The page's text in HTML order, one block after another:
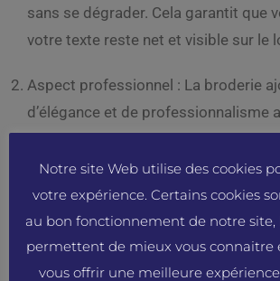
sans se dégrader. Cela garantit que
votre texte reste net et visible sur le
Aspect professionnel : La broderie
d’élégance et de professionnalisme
personnalisés. Elle est souvent
entrepreneurs qui souhaitent
qualité et de sérieux pour leur
Texture et relief : Contrairement à
plate, la broderie ajoute une texture
Notre site Web utilise des cookies
votre expérience. Certains cookies
au bon fonctionnement de notre site,
permettent de mieux vous connaitre
vous offrir une meilleure